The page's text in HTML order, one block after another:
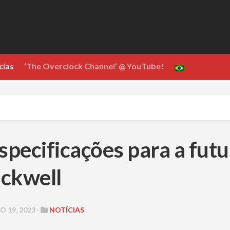
‘The Overclock Channel’ @ YouTube!
para a
19, 2023 · NOTÍCIAS